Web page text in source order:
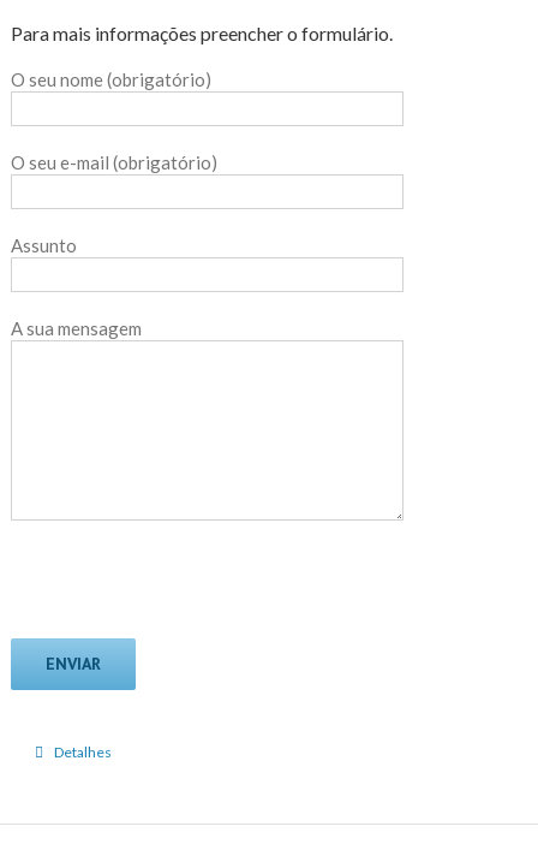
Para mais informações preencher o formulário.
O seu nome (obrigatório)
O seu e-mail (obrigatório)
Assunto
A sua mensagem
Detalhes